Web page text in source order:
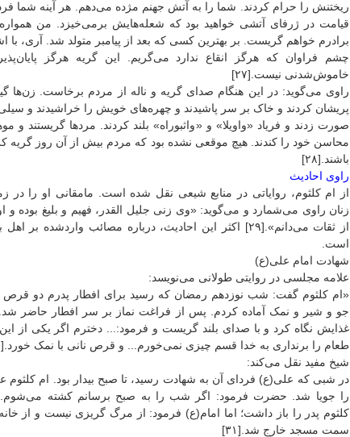
ریختنش را حرام کردند. شما را به آتش جهنم مژده می‌دهم. هر آینه شما
قیامت در ژرفای آتشی خواهید بود که شعله‌هایش برمی‌خیزد. من همواره
برادرم خواهم گریست. بر بهترین کسی که بعد از پیامبر متولد شد. آری، با
چشم فراوان که هرگز انقاع ندارد می‌گریم. این گریه هرگز
خاموش‌شدنی نیست.[۲۷]
راوی می‌گوید: در این هنگام صدای گریه و ناله از مردم برخاست. زن‌ها
پریشان کردند و خاک بر سر پاشیدند و چهره‌های خویش را خراشیدند و
صورت زدند و فریاد «واویلا» و «واثبوراه» بلند کردند. مردها گریستند و
محاسن خود را کندند. هیچ موقعی نشده بود که مردم بیش از آن روز گریه
باشند.[۲۸]
راوی احادیث
از ام کلثوم، روایاتی در منابع شیعی نقل شده است. مامقانی او را در
زنان راوی می‌شمارد و می‌گوید: «وی زنی جلیل القدر، فهیم و بلیغ بوده و
از ثقات می‌دانم».[۲۹] اکثر این احادیث، درباره مصائب واردشده بر
است.
شهادت امام علی(ع)
علامه مجلسی در روایتی طولانی می‌نویسد:
«‌ام کلثوم گفت: شب نوزدهم رمضان که رسید برای افطار پدرم دو قرص
جو و شیر و نمک آماده کردم. پس از فراغت نماز بر سر افطار حاضر
غذایش نگاه کرد و با صدای بلند گریست و فرمود:... دخترم اگر یکی از
طعام را برنداری به خدا قسم چیزی نمی‌خورم... و قرص نانی با نمک خورد.[۳۰]
شیخ مفید نقل می‌کند:
در شبی که علی(ع) فردای آن به شهادت رسید، تا صبح بیدار بود. ام کلثوم
را جویا شد. حضرت فرمود: اگر شب را به صبح برسانم کشته می‌شوم.
کلثوم پدر را باز داشت؛ اما امام(ع) فرمود: از مرگ گریزی نیست و از
سمت مسجد خارج شد.[۳۱]